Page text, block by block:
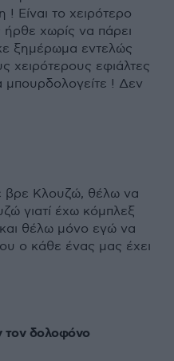
! Είναι το χειρότερο
χωρίς να πάρει
ξημέρωμα εντελώς
χειρότερους εφιάλτες
μπουρδολογείτε ! Δεν
βρε Κλουζώ, θέλω να
γιατί έχω κόμπλεξ
θέλω μόνο εγώ να
ο κάθε ένας μας έχει
τον δολοφόνο